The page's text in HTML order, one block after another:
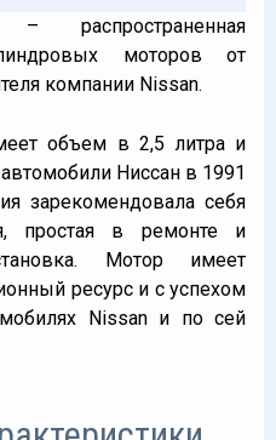
распространенная
моторов от
компании Nissan.
объем в 2,5 литра и
Ниссан в 1991
зарекомендовала себя
простая в ремонте и
Мотор имеет
ресурс и с успехом
Nissan и по сей